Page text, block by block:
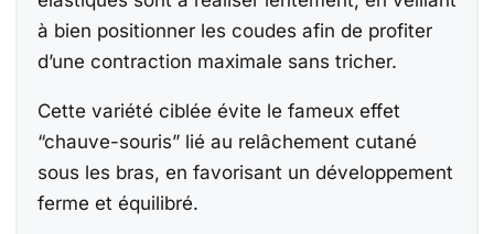
à bien positionner les coudes afin de profiter
d’une contraction maximale sans tricher.
Cette variété ciblée évite le fameux effet
“chauve-souris” lié au relâchement cutané
sous les bras, en favorisant un développement
ferme et équilibré.